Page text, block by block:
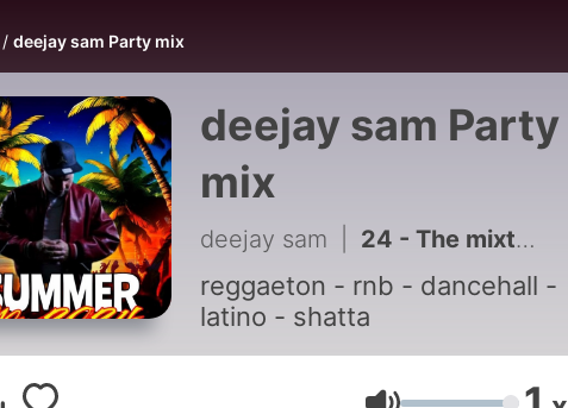
deejay sam Party mix
deejay sam Party
mix
deejay sam 24 - The mixtape - deejay Sam
reggaeton - rnb - dancehall -
latino - shatta